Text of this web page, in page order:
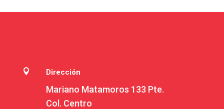
 Dirección
Mariano Matamoros 133 Pte.
Col. Centro